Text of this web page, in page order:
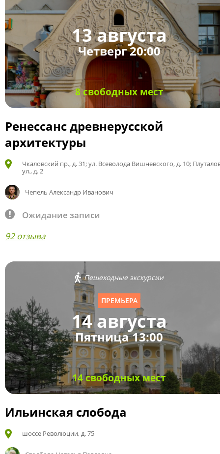
13 августа
Четверг 20:00
8 свободных мест
Ренессанс древнерусской
архитектуры
Чкаловский пр., д. 31; ул. Всеволода Вишневского, д. 10;
ул., д. 2
Чепель Александр Иванович
Ожидание записи
92 отзыва
Пешеходные экскурсии
ПРЕМЬЕРА
14 августа
Пятница 13:00
14 свободных мест
Ильинская слобода
шоссе Революции, д. 75